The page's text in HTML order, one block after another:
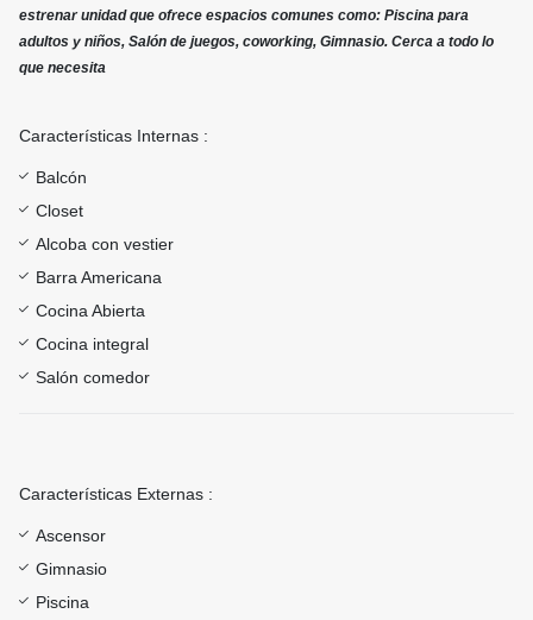
estrenar unidad que ofrece espacios comunes como: Piscina para
adultos y niños, Salón de juegos, coworking, Gimnasio. Cerca a todo lo
que necesita
Características Internas :
Balcón
Closet
Alcoba con vestier
Barra Americana
Cocina Abierta
Cocina integral
Salón comedor
Características Externas :
Ascensor
Gimnasio
Piscina